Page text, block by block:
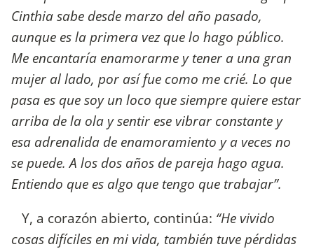
Cinthia sabe desde marzo del año pasado,
aunque es la primera vez que lo hago público.
Me encantaría enamorarme y tener a una gran
mujer al lado, por así fue como me crié. Lo que
pasa es que soy un loco que siempre quiere estar
arriba de la ola y sentir ese vibrar constante y
esa adrenalida de enamoramiento y a veces no
se puede. A los dos años de pareja hago agua.
Entiendo que es algo que tengo que trabajar”.
Y, a corazón abierto, continúa: “He vivido
cosas difíciles en mi vida, también tuve pérdidas